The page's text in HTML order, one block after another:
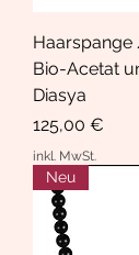
Bio-Acetat
Diasya
Preis
125,00 €
inkl. MwSt.
Neu